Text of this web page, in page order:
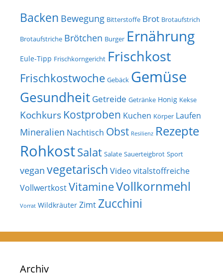
Backen Bewegung Bitterstoffe Brot Brotaufstrich
Brotaufstriche Brötchen Burger Ernährung
Eule-Tipp Frischkorngericht Frischkost
Frischkostwoche Gebäck Gemüse
Gesundheit Getreide Getränke Honig Kekse
Kochkurs Kostproben Kuchen Körper Laufen
Mineralien Nachtisch Obst Resilienz Rezepte
RohkostSalat Salate Sauerteigbrot Sport
vegan vegetarisch Video vitalstoffreiche
VollwertkostVitamineVollkornmehl
Vorrat Wildkräuter Zimt Zucchini
Archiv